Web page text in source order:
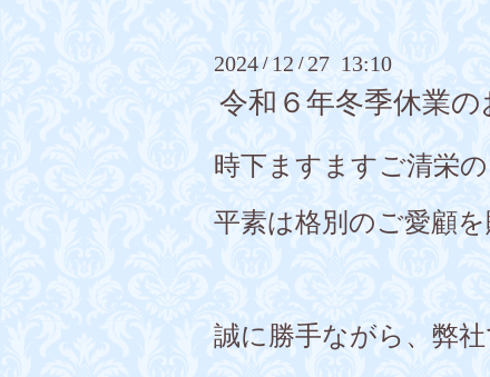
2024 / 12 /27 13:10
令和６年冬季休業の
時下ますますご清栄
平素は格別のご愛顧
誠に勝手ながら、弊